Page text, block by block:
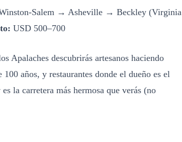
Salem → Asheville → Beckley (Virginia
USD 500–700
Apalaches descubrirás artesanos haciendo
años, y restaurantes donde el dueño es el
la carretera más hermosa que verás (no